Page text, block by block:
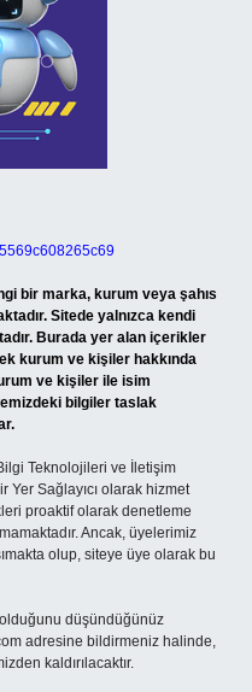
bir marka, kurum veya şahıs
Sitede yalnızca kendi
Burada yer alan içerikler
kurum ve kişiler hakkında
ve kişiler ile isim
bilgiler taslak
Teknolojileri ve İletişim
Yer Sağlayıcı olarak hizmet
proaktif olarak denetleme
Ancak, üyelerimiz
olup, siteye üye olarak bu
düşündüğünüz
adresine bildirmeniz halinde,
kaldırılacaktır.